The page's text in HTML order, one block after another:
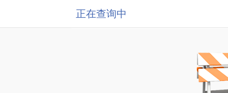
正在查询中